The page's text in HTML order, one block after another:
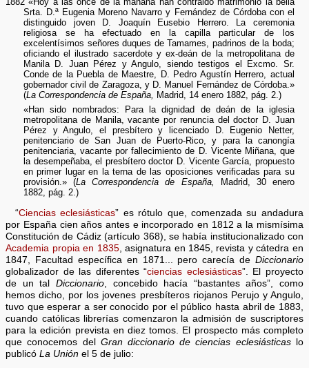
Srta. D.ª Eugenia Moreno Navarro y Fernández de Córdoba con el
distinguido joven D. Joaquín Eusebio Herrero. La ceremonia
religiosa se ha efectuado en la capilla particular de los
excelentísimos señores duques de Tamames, padrinos de la boda;
oficiando el ilustrado sacerdote y ex-deán de la metropolitana de
Manila D. Juan Pérez y Angulo, siendo testigos el Excmo. Sr.
Conde de la Puebla de Maestre, D. Pedro Agustín Herrero, actual
gobernador civil de Zaragoza, y D. Manuel Fernández de Córdoba.»
(La Correspondencia de España,
Madrid, 14 enero 1882, pág. 2.)
«Han sido nombrados: Para la dignidad de deán de la iglesia
metropolitana de Manila, vacante por renuncia del doctor D. Juan
Pérez y Angulo, el presbítero y licenciado D. Eugenio Netter,
penitenciario de San Juan de Puerto-Rico, y para la canongía
penitenciaria, vacante por fallecimiento de D. Vicente Miñana, que
la desempeñaba, el presbítero doctor D. Vicente García, propuesto
en primer lugar en la terna de las oposiciones verificadas para su
provisión.» (La Correspondencia de España,
Madrid, 30 enero
1882, pág. 2.)
“Ciencias eclesiásticas” es rótulo que, comenzada su andadura
por España cien años antes e incorporado en 1812 a la mismísima
Constitución de Cádiz (artículo 368), se había institucionalizado con
Academia propia en 1835, asignatura en 1845, revista y cátedra en
1847, Facultad específica en 1871... pero carecía de Diccionario
globalizador de las diferentes “ciencias eclesiásticas”. El proyecto
de un tal Diccionario, concebido hacía “bastantes años”, como
hemos dicho, por los jovenes presbíteros riojanos Perujo y Angulo,
tuvo que esperar a ser conocido por el público hasta abril de 1883,
cuando católicas librerías comenzaron la admisión de suscriptores
para la edición prevista en diez tomos. El prospecto más completo
que conocemos del Gran diccionario de ciencias eclesiásticaslo
publicóLa Unión el 5 de julio: